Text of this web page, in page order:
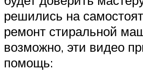
решились на
ремонт стиральной
возможно, эти видео
помощь: